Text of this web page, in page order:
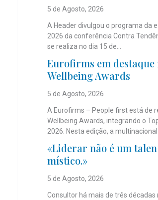
5 de Agosto, 2026
A Header divulgou o programa da
2026 da conferência Contra
se realiza no dia 15 de...
Eurofirms em destaque
Wellbeing Awards
5 de Agosto, 2026
A Eurofirms – People first está de
Wellbeing Awards, integrando o
2026. Nesta edição, a
«Liderar não é um
místico.»
5 de Agosto, 2026
Consultor há mais de três décadas